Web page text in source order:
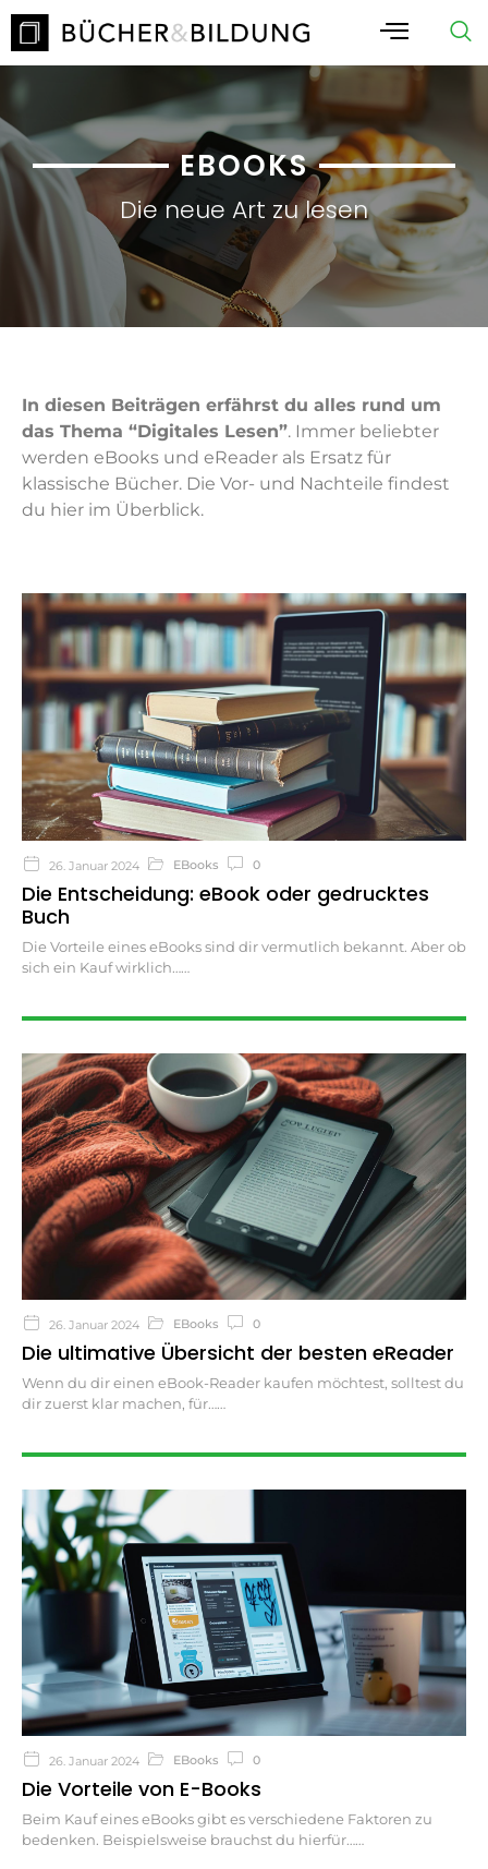
EBOOKS
Die neue Art zu lesen
In diesen Beiträgen erfährst du alles rund um
das Thema “Digitales Lesen”. Immer beliebter
werden eBooks und eReader als Ersatz für
klassische Bücher. Die Vor- und Nachteile findest
du hier im Überblick.
26. Januar 2024 EBooks 0
Die Entscheidung: eBook oder gedrucktes
Buch
Die Vorteile eines eBooks sind dir vermutlich bekannt. Aber ob
sich ein Kauf wirklich…
26. Januar 2024 EBooks 0
Die ultimative Übersicht der besten eReader
Wenn du dir einen eBook-Reader kaufen möchtest, solltest du
dir zuerst klar machen, für…
26. Januar 2024 EBooks 0
Die Vorteile von E-Books
Beim Kauf eines eBooks gibt es verschiedene Faktoren zu
bedenken. Beispielsweise brauchst du hierfür…